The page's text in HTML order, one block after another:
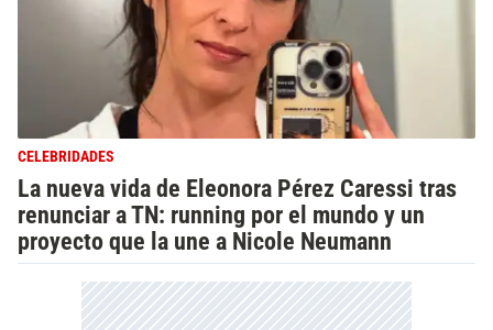
CELEBRIDADES
La nueva vida de Eleonora Pérez Caressi tras
renunciar a TN: running por el mundo y un
proyecto que la une a Nicole Neumann